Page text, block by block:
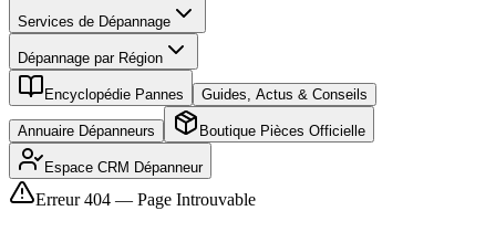
Services de Dépannage
Dépannage par Région
Encyclopédie Pannes Guides, Actus & Conseils
Annuaire Dépanneurs Boutique Pièces Officielle
Espace CRM Dépanneur
Erreur 404 — Page Introuvable